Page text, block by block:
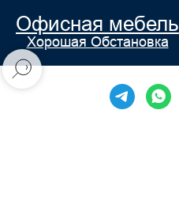
Офисная мебель
Хорошая Обстановка